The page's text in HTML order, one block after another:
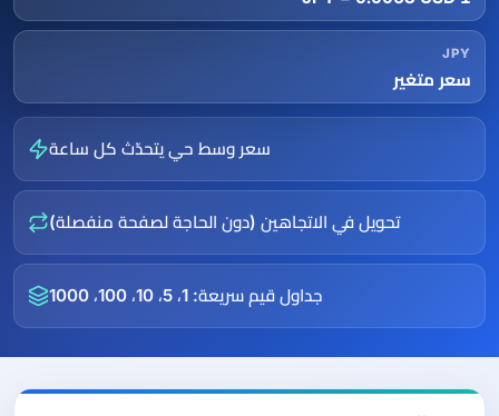
JPY
سعر متغير
سعر وسط حي يتحدّث كل ساعة
تحويل في الاتجاهين (دون الحاجة لصفحة منفصلة)
جداول قيم سريعة: 1، 5، 10، 100، 1000